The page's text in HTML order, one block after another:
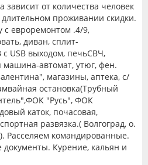
зависит от количества человек
проживании скидки.
с евроремонтом .4/9,
диван, сплит-
с USB выходом, печьСВЧ,
машина-автомат, утюг, фен.
магазины, аптека, с/
остановка(Трубный
"Русь", ФОК
каток, почасовая,
развязка.( Волгоград, о.
Расселяем командированные.
документы. Курение, кальян и